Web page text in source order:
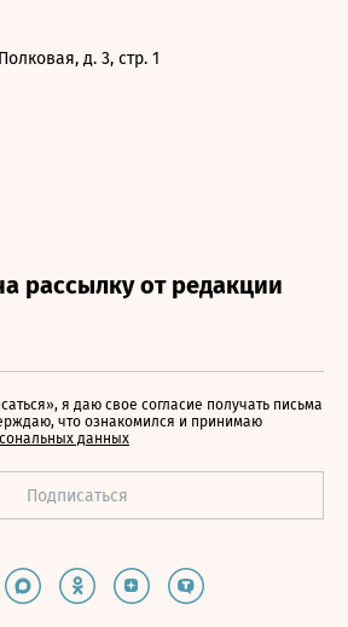
д. 3, стр. 1
я даю свое согласие получать письма
что ознакомился и принимаю
данных